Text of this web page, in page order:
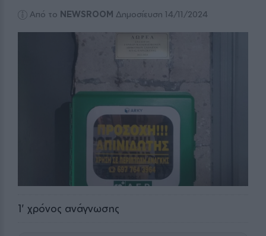
Από το NEWSROOM Δημοσίευση 14/11/2024
1' χρόνος ανάγνωσης